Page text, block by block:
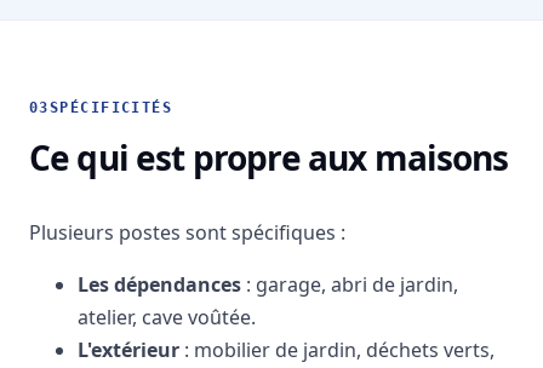
03SPÉCIFICITÉS
Ce qui est propre aux maisons
Plusieurs postes sont spécifiques :
Les dépendances : garage, abri de jardin,
atelier, cave voûtée.
L'extérieur : mobilier de jardin, déchets verts,